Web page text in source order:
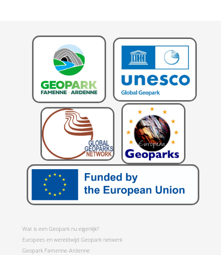
Wat is een Geopark nu eigenlijk?
Europees en wereldwijd Geopark netwerk
Geopark Famenne-Ardenne